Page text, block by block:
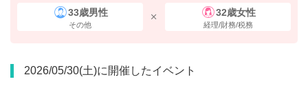
33歳男性
その他
32歳女性
経理/財務/税務
2026/05/30(土)に開催したイベント